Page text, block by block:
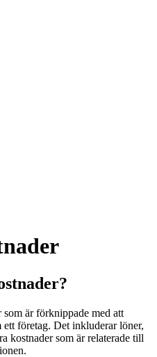
som är förknippade med att
ett företag. Det inkluderar löner,
kostnader som är relaterade till